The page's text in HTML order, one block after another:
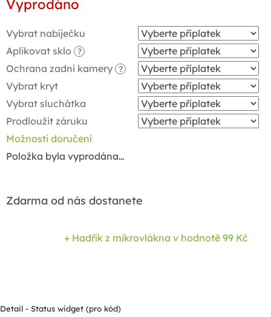
cena:
Vyprodáno
Vybrat nabíječku
Aplikovat sklo
?
Ochrana zadní kamery ?
Vybrat kryt
Vybrat sluchátka
Prodloužit záruku
Možnosti doručení
Položka byla vyprodána…
Zdarma od nás dostanete
+ Hadřík z mikrovlákna v hodnotě 99 Kč
Detail - Status widget (pro kód)